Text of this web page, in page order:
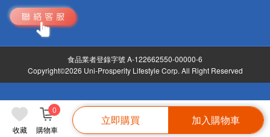
收藏 購物車
0
立即購買 加入購物車
食品業者登錄字號 A-122662550-00000-6
Copyright©2026 Uni-Prosperity Lifestyle Corp. All Right Reserved